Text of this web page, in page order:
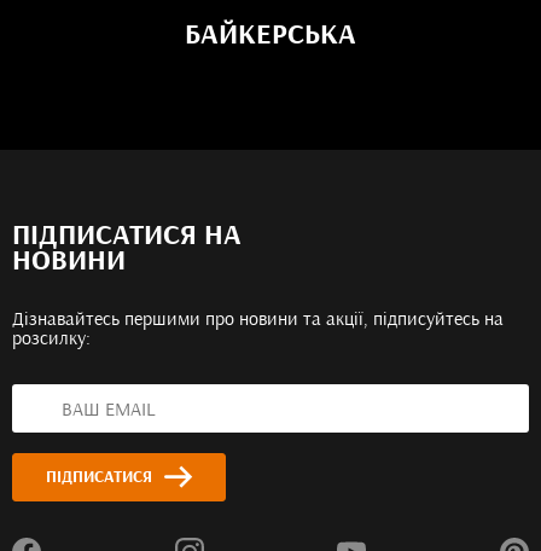
БАЙКЕРСЬКА
ПІДПИСАТИСЯ НА
НОВИНИ
Дізнавайтесь першими про новини та акції, підписуйтесь на
розсилку:
ПІДПИСАТИСЯ